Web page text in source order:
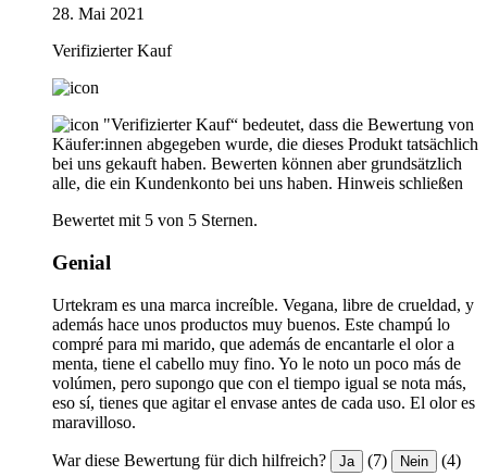
28. Mai 2021
Verifizierter Kauf
"Verifizierter Kauf“ bedeutet, dass die Bewertung von
Käufer:innen abgegeben wurde, die dieses Produkt tatsächlich
bei uns gekauft haben. Bewerten können aber grundsätzlich
alle, die ein Kundenkonto bei uns haben. Hinweis schließen
Bewertet mit 5 von 5 Sternen.
Genial
Urtekram es una marca increíble. Vegana, libre de crueldad, y
además hace unos productos muy buenos. Este champú lo
compré para mi marido, que además de encantarle el olor a
menta, tiene el cabello muy fino. Yo le noto un poco más de
volúmen, pero supongo que con el tiempo igual se nota más,
eso sí, tienes que agitar el envase antes de cada uso. El olor es
maravilloso.
War diese Bewertung für dich hilfreich? Ja (7) Nein (4)